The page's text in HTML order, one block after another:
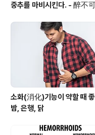
중추를 마비시킨다. - 醉不
소화(消化)기능이 약할 때
밤, 은행, 닭